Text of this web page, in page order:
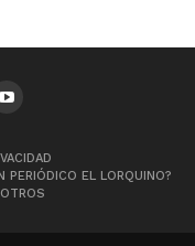
PERIÓDICO EL LORQUINO?